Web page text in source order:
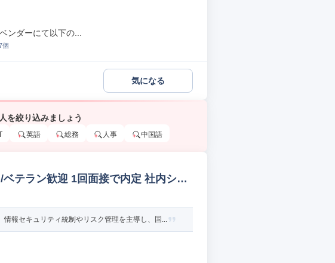
ンダーにて以下の...
個
気になる
を絞り込みましょう
英語 総務 人事 中国語
テラン歓迎 1回面接で内定 社内シス
報セキュリティ統制やリスク管理を主導し、国...